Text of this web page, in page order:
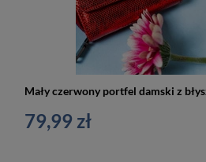
79,99 zł